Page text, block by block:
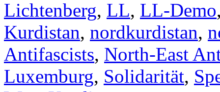
Lichtenberg, LL, LL-Demo
Kurdistan, nordkurdistan,
Antifascists, North-East
Luxemburg, Solidarität,